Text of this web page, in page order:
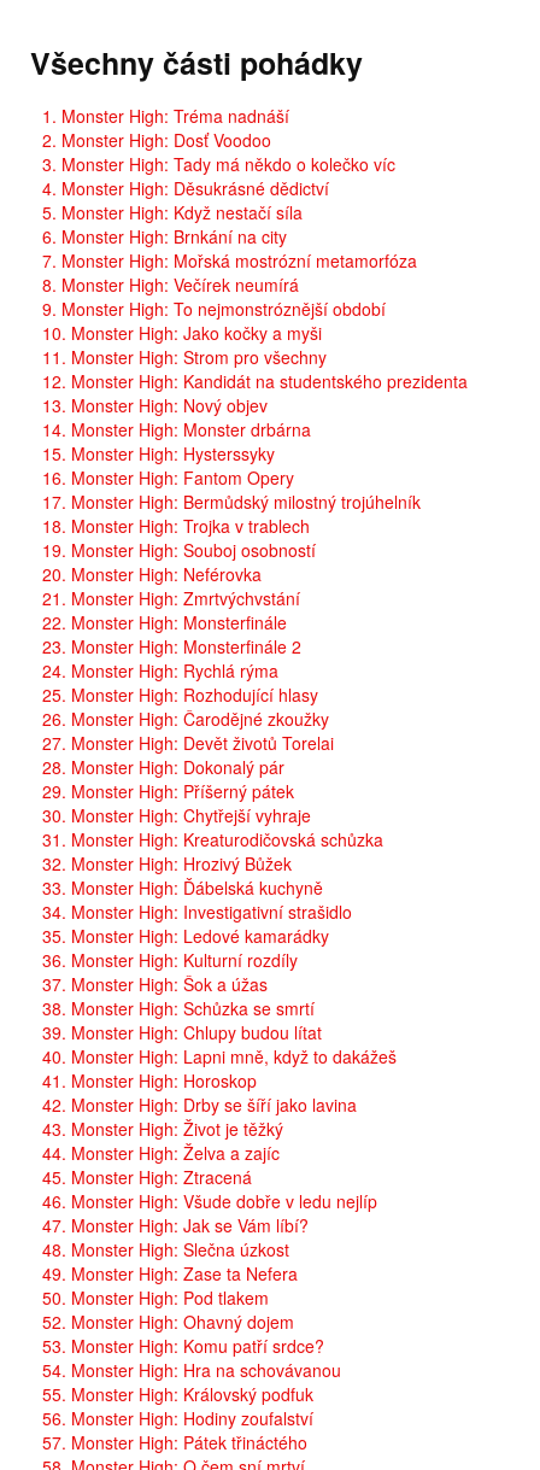
Všechny části pohádky
1. Monster High: Tréma nadnáší
2. Monster High: Dosť Voodoo
3. Monster High: Tady má někdo o kolečko víc
4. Monster High: Děsukrásné dědictví
5. Monster High: Když nestačí síla
6. Monster High: Brnkání na city
7. Monster High: Mořská mostrózní metamorfóza
8. Monster High: Večírek neumírá
9. Monster High: To nejmonstróznější období
10. Monster High: Jako kočky a myši
11. Monster High: Strom pro všechny
12. Monster High: Kandidát na studentského prezidenta
13. Monster High: Nový objev
14. Monster High: Monster drbárna
15. Monster High: Hysterssyky
16. Monster High: Fantom Opery
17. Monster High: Bermůdský milostný trojúhelník
18. Monster High: Trojka v trablech
19. Monster High: Souboj osobností
20. Monster High: Neférovka
21. Monster High: Zmrtvýchvstání
22. Monster High: Monsterfinále
23. Monster High: Monsterfinále 2
24. Monster High: Rychlá rýma
25. Monster High: Rozhodující hlasy
26. Monster High: Čarodějné zkoužky
27. Monster High: Devět životů Torelai
28. Monster High: Dokonalý pár
29. Monster High: Příšerný pátek
30. Monster High: Chytřejší vyhraje
31. Monster High: Kreaturodičovská schůzka
32. Monster High: Hrozivý Bůžek
33. Monster High: Ďábelská kuchyně
34. Monster High: Investigativní strašidlo
35. Monster High: Ledové kamarádky
36. Monster High: Kulturní rozdíly
37. Monster High: Šok a úžas
38. Monster High: Schůzka se smrtí
39. Monster High: Chlupy budou lítat
40. Monster High: Lapni mně, když to dakážeš
41. Monster High: Horoskop
42. Monster High: Drby se šíří jako lavina
43. Monster High: Život je těžký
44. Monster High: Želva a zajíc
45. Monster High: Ztracená
46. Monster High: Všude dobře v ledu nejlíp
47. Monster High: Jak se Vám líbí?
48. Monster High: Slečna úzkost
49. Monster High: Zase ta Nefera
50. Monster High: Pod tlakem
52. Monster High: Ohavný dojem
53. Monster High: Komu patří srdce?
54. Monster High: Hra na schovávanou
55. Monster High: Královský podfuk
56. Monster High: Hodiny zoufalství
57. Monster High: Pátek třináctého